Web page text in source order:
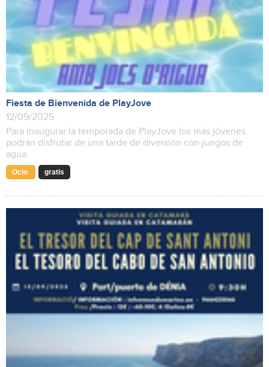
Fiesta de Bienvenida de PlayJove
12/09/2025
Para inaugurar la temporada de PlayJove los más jóvenes
podrán disfrutar de una tarde de diversión con juegos de
agua.
Ocio gratis